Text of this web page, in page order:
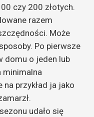
czy 200 złotych.
razem
Może
Po pierwsze
domu o jeden lub
minimalna
przykład ja jako
udało się